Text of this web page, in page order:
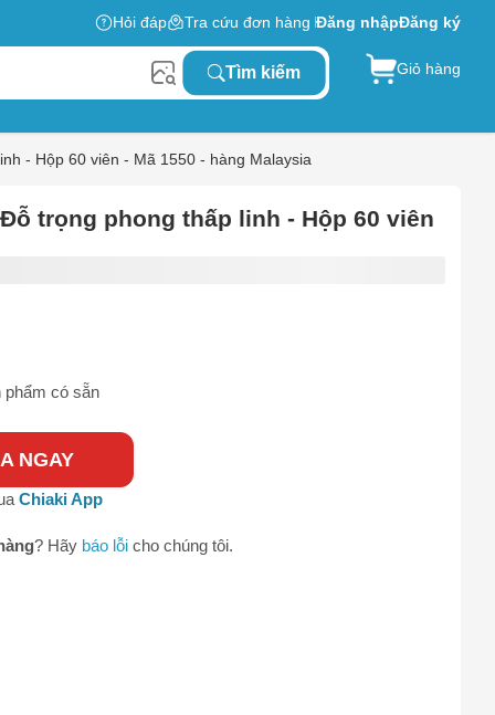
Hỏi đáp Tra cứu đơn hàng Đăng nhậpĐăng ký
Tìm kiếm Giỏ hàng
- Hộp 60 viên - Mã 1550 - hàng Malaysia
trọng phong thấp linh - Hộp 60 viên
phẩm có sẵn
NGAY
Chiaki App
? Hãy báo lỗi cho chúng tôi.